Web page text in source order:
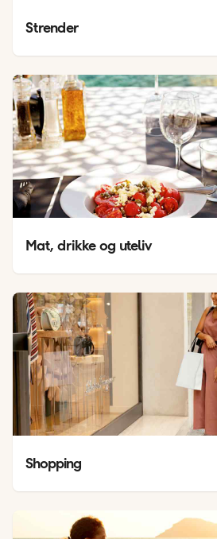
Strender
Mat, drikke og uteliv
Shopping